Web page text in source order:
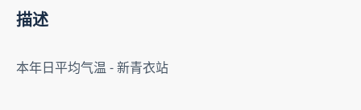
描述
本年日平均气温 - 新青衣站